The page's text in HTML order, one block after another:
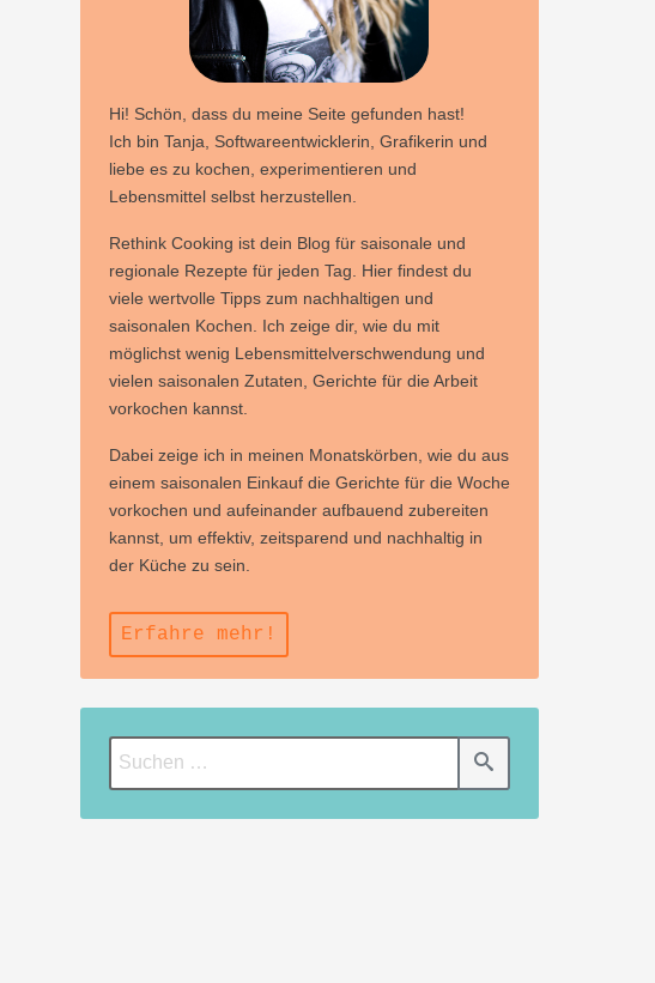
Hi! Schön, dass du meine Seite gefunden hast!
Ich bin Tanja, Softwareentwicklerin, Grafikerin und
liebe es zu kochen, experimentieren und
Lebensmittel selbst herzustellen.
Rethink Cooking ist dein Blog für saisonale und
regionale Rezepte für jeden Tag. Hier findest du
viele wertvolle Tipps zum nachhaltigen und
saisonalen Kochen. Ich zeige dir, wie du mit
möglichst wenig Lebensmittelverschwendung und
vielen saisonalen Zutaten, Gerichte für die Arbeit
vorkochen kannst.
Dabei zeige ich in meinen Monatskörben, wie du aus
einem saisonalen Einkauf die Gerichte für die Woche
vorkochen und aufeinander aufbauend zubereiten
kannst, um effektiv, zeitsparend und nachhaltig in
der Küche zu sein.
Erfahre mehr!